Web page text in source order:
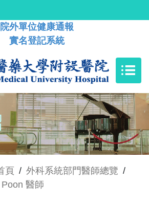
院外單位健康通報
實名登記系統
頁 / 外科系統部門醫師總覽 /
醫師